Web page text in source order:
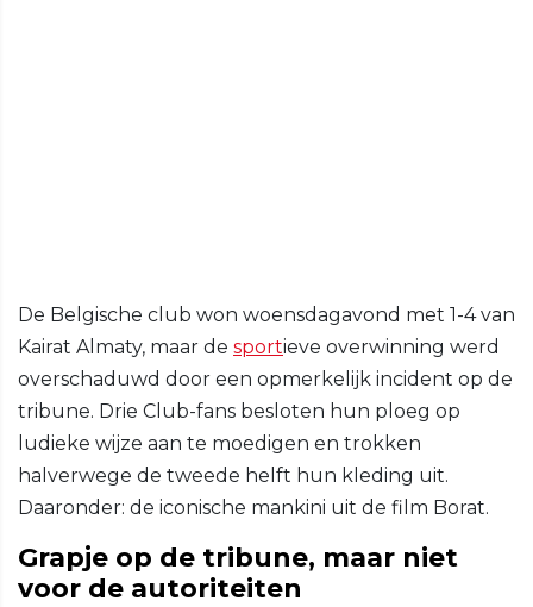
De Belgische club won woensdagavond met 1-4 van
Kairat Almaty, maar de sportieve overwinning werd
overschaduwd door een opmerkelijk incident op de
tribune. Drie Club-fans besloten hun ploeg op
ludieke wijze aan te moedigen en trokken
halverwege de tweede helft hun kleding uit.
Daaronder: de iconische mankini uit de film Borat.
Grapje op de tribune, maar niet
voor de autoriteiten